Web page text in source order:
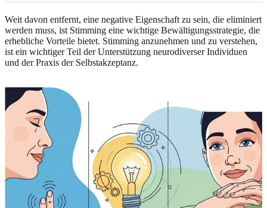
Weit davon entfernt, eine negative Eigenschaft zu sein, die eliminiert
werden muss, ist Stimming eine wichtige Bewältigungsstrategie, die
erhebliche Vorteile bietet. Stimming anzunehmen und zu verstehen,
ist ein wichtiger Teil der Unterstützung neurodiverser Individuen
und der Praxis der Selbstakzeptanz.